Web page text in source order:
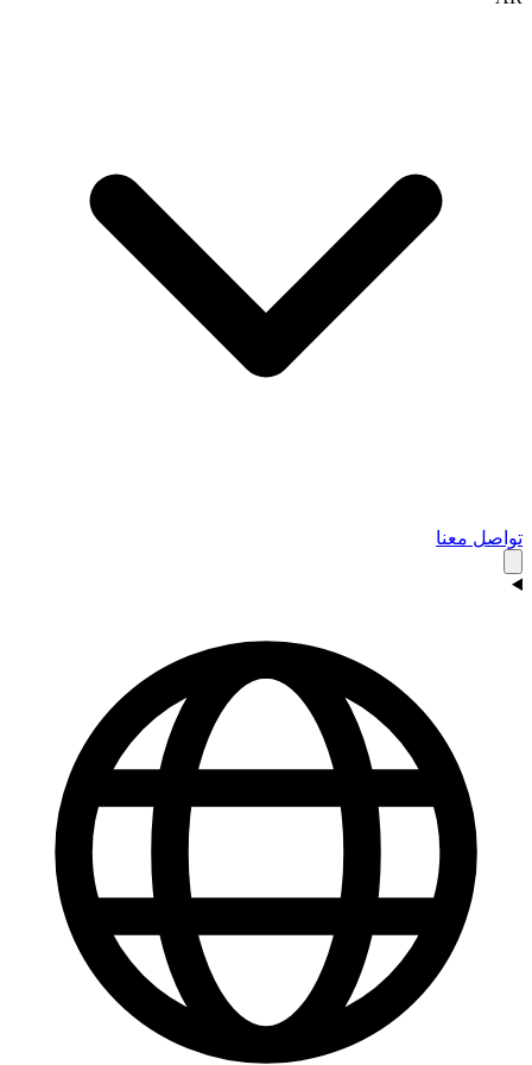
تواصل معنا